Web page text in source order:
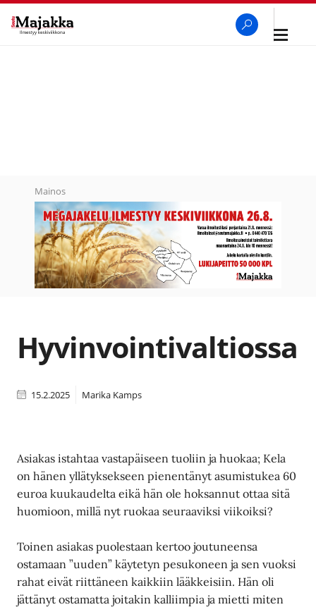
Avaa
Mainos
Hyvinvointivaltiossa
15.2.2025 Marika Kamps
Asiakas istahtaa vastapäiseen tuoliin ja huokaa; Kela
on hänen yllätyksekseen pienentänyt asumistukea 60
euroa kuukaudelta eikä hän ole hoksannut ottaa sitä
huomioon, millä nyt ruokaa seuraaviksi viikoiksi?
Toinen asiakas puolestaan kertoo joutuneensa
ostamaan ”uuden” käytetyn pesukoneen ja sen vuoksi
rahat eivät riittäneen kaikkiin lääkkeisiin. Hän oli
jättänyt ostamatta joitakin kalliimpia ja mietti miten